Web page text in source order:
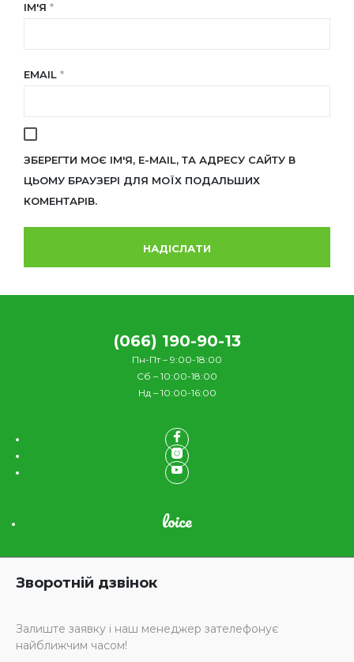
ІМ'Я *
EMAIL *
ЗБЕРЕГТИ МОЄ ІМ'Я, E-MAIL, ТА АДРЕСУ САЙТУ В
ЦЬОМУ БРАУЗЕРІ ДЛЯ МОЇХ ПОДАЛЬШИХ
КОМЕНТАРІВ.
(066) 190-90-13
Пн-Пт – 9:00-18:00
Сб – 10:00-18:00
Нд – 10:00-16:00
loice
Зворотній дзвінок
Залиште заявку і наш менеджер зателефонує
найближчим часом!